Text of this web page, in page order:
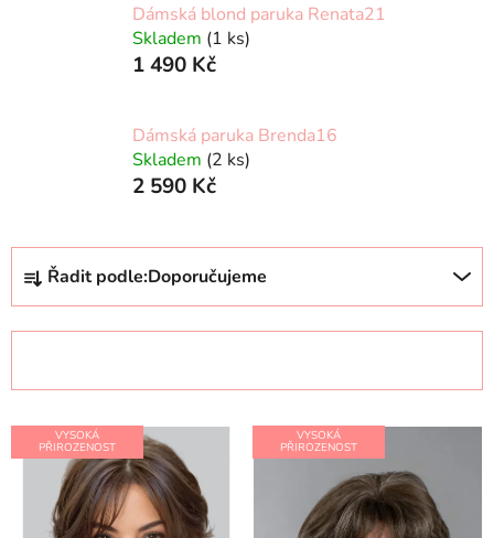
Dámská blond paruka Renata21
Skladem (1 ks)
1 490 Kč
Dámská paruka Brenda16
Skladem (2 ks)
2 590 Kč
Ř
z
p
r
Řadit podle:Doporučujeme
V
ý
VYSOKÁ
PŘIROZENOST
VYSOKÁ
PŘIROZENOST